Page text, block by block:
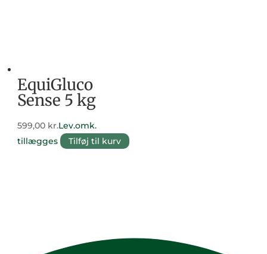
EquiGluco
Sense 5 kg
599,00 kr.Lev.omk.
tillægges
Tilføj til kurv